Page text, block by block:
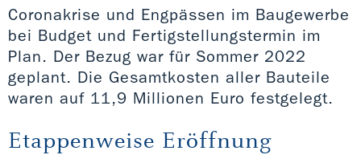
Coronakrise und Engpässen im Baugewerbe
bei Budget und Fertigstellungstermin im
Plan. Der Bezug war für Sommer 2022
geplant. Die Gesamtkosten aller Bauteile
waren auf 11,9 Millionen Euro festgelegt.
Etappenweise Eröffnung